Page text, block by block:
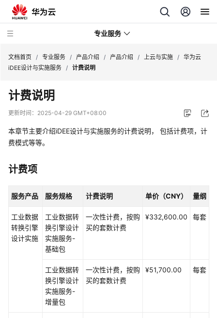
专业服务
服
务
公
产
介
绍
产
介
绍
文档首页 / 专业服务 / 产品介绍 / 产品介绍 / 上云与实施 / 华为云
iDEE设计与实施服务 / 计费说明
计费说明
更新时间： 2025-04-29 GMT+08:00
本章节主要介绍iDEE设计与实施服务的计费说明， 包括计费项，计
费模式等等。
计费项
服务产品 服务规格 计费说明 单价（CNY） 量纲
工业数据
转换引擎
设计实施
工业数据转
换引擎设计
实施服务-
基础包
一次性计费，按购
买的套数计费
¥332,600.00 每套
工业数据转
换引擎设计
实施服务-
增量包
一次性计费，按购
买的套数计费
¥51,700.00 每套